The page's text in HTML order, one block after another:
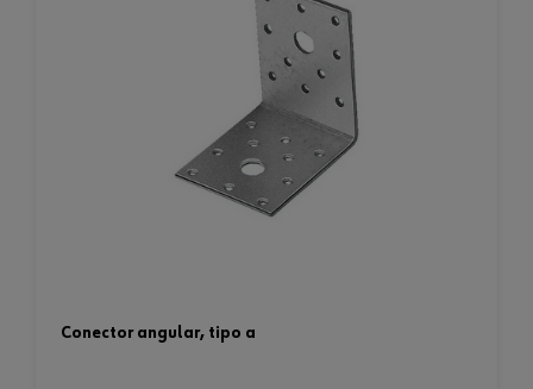
conector angular, tipo a